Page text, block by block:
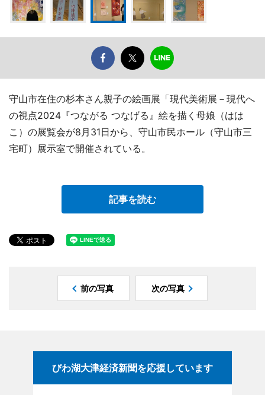
守山市在住の杉本さん親子の絵画展「現代美術展－現代へ
の視点2024『つながる つなげる』絵を描く母娘（はは
こ）の展覧会が8月31日から、守山市民ホール（守山市三
宅町）展示室で開催されている。
記事を読む
前の写真 次の写真
びわ湖大津経済新聞を応援しています